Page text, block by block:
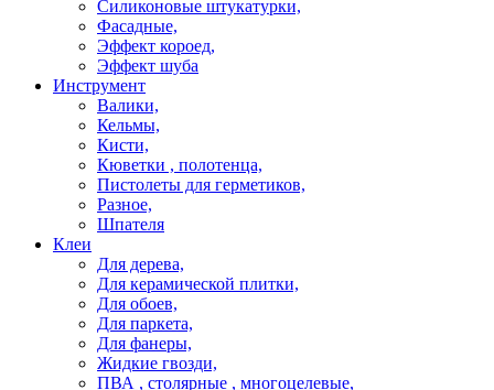
Силиконовые штукатурки,
Фасадные,
Эффект короед,
Эффект шуба
Инструмент
Валики,
Кельмы,
Кисти,
Кюветки , полотенца,
Пистолеты для герметиков,
Разное,
Шпателя
Клеи
Для дерева,
Для керамической плитки,
Для обоев,
Для паркета,
Для фанеры,
Жидкие гвозди,
ПВА , столярные , многоцелевые,